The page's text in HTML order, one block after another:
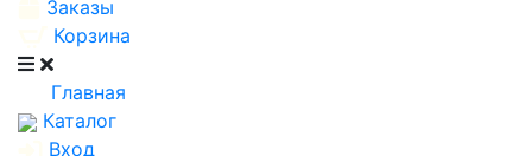
Заказы
Корзина
Главная
Каталог
Вход